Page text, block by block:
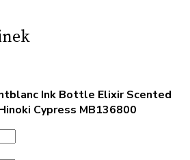
Ink Bottle Elixir Scented
Cypress MB136800